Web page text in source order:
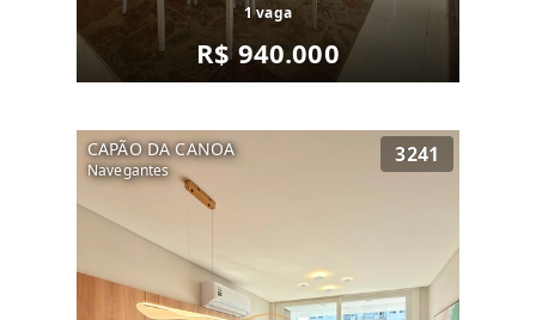
1 vaga
R$ 940.000
CAPÃO DA CANOA
Navegantes
3241